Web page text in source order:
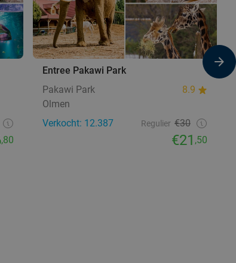
,80
Entree Pakawi Park
Pakawi Park
8.9
Olmen
Verkocht: 12.387
Regulier €30
€21 ,50